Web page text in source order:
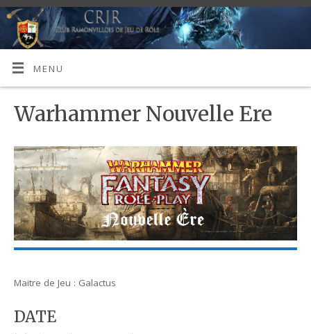
MENU
Warhammer Nouvelle Ere
Maitre de Jeu : Galactus
DATE